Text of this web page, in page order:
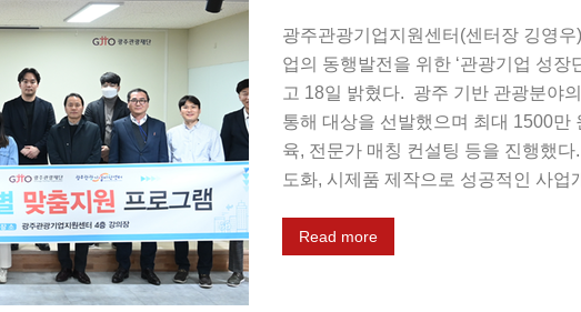
광주관광기업지원센터(센터장 깅영
업의 동행발전을 위한 ‘관광기업 성장
고 18일 밝혔다. 광주 기반 관광분야
통해 대상을 선발했으며 최대 1500만
육, 전문가 매칭 컨설팅 등을 진행했
도화, 시제품 제작으로 성공적인 사업
Read more